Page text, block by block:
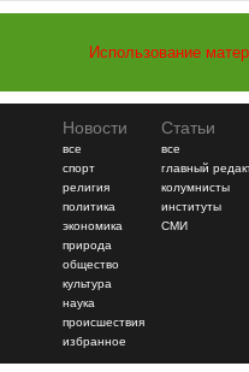
Использование
Новости
все
спорт
религия
политика
экономика
природа
общество
культура
наука
происшествия
избранное
Статьи
все
главный
колумнисты
институты
СМИ